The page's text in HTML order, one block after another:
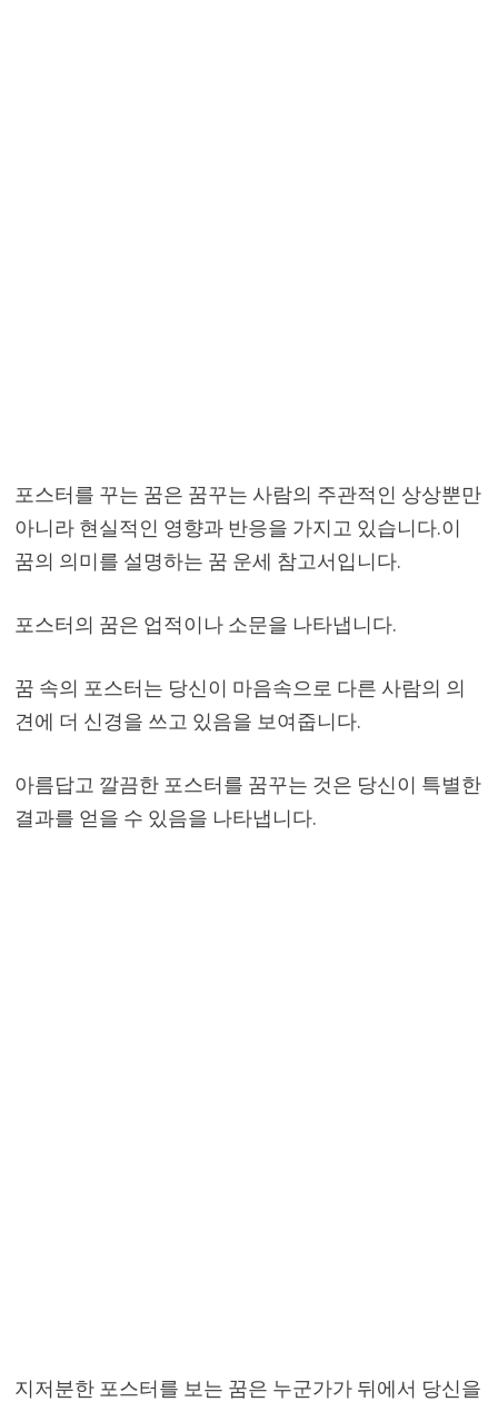
포스터를 꾸는 꿈은 꿈꾸는 사람의 주관적인 상상뿐만
아니라 현실적인 영향과 반응을 가지고 있습니다.이
꿈의 의미를 설명하는 꿈 운세 참고서입니다.
포스터의 꿈은 업적이나 소문을 나타냅니다.
꿈 속의 포스터는 당신이 마음속으로 다른 사람의 의
견에 더 신경을 쓰고 있음을 보여줍니다.
아름답고 깔끔한 포스터를 꿈꾸는 것은 당신이 특별한
결과를 얻을 수 있음을 나타냅니다.
지저분한 포스터를 보는 꿈은 누군가가 뒤에서 당신을